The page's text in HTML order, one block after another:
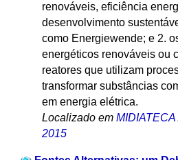
renováveis, eficiência
desenvolvimento
como Energiewende; e 2.
energéticos renováveis ou
reatores que utilizam
transformar substâncias
em energia elétrica.
Localizado em MIDIATECA
2015